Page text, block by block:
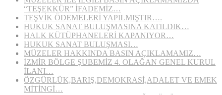
“TEŞEKKÜR” İFADEMİZ…
TEŞVİK ÖDEMELERİ YAPILMIŞTIR….
HUKUK SANAT BULUŞMASINA KATILDIK…
HALK KÜTÜPHANELERİ KAPANIYOR…
HUKUK SANAT BULUŞMASI…
MÜZELER HAKKINDA BASIN AÇIKLAMAMIZ…
İZMİR BÖLGE ŞUBEMİZ 4. OLAĞAN GENEL KURUL
İLANI…
ÖZGÜRLÜK,BARIŞ,DEMOKRASİ,ADALET VE EMEK
MİTİNGİ…